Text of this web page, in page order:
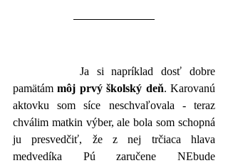
pamätám môj prvý školský deň. Karovanú
aktovku som síce neschvaľovala - teraz
chválim matkin výber, ale bola som schopná
ju presvedčiť, že z nej trčiaca hlava
medvedíka Pú zaručene NEbude